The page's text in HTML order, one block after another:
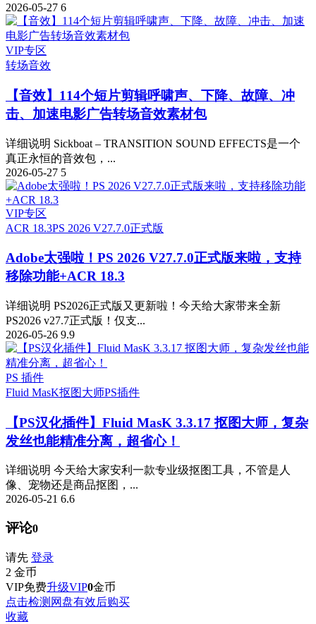
2026-05-27 6
VIP专区
转场音效
【音效】114个短片剪辑呼啸声、下降、故障、冲
击、加速电影广告转场音效素材包
详细说明 Sickboat – TRANSITION SOUND EFFECTS是一个
真正永恒的音效包，...
2026-05-27 5
VIP专区
ACR 18.3PS 2026 V27.7.0正式版
Adobe太强啦！PS 2026 V27.7.0正式版来啦，支持
移除功能+ACR 18.3
详细说明 PS2026正式版又更新啦！今天给大家带来全新
PS2026 v27.7正式版！仅支...
2026-05-26 9.9
PS 插件
Fluid MasK抠图大师PS插件
【PS汉化插件】Fluid MasK 3.3.17 抠图大师，复杂
发丝也能精准分离，超省心！
详细说明 今天给大家安利一款专业级抠图工具，不管是人
像、宠物还是商品抠图，...
2026-05-21 6.6
评论0
请先 登录
2 金币
VIP免费升级VIP0金币
点击检测网盘有效后购买
收藏